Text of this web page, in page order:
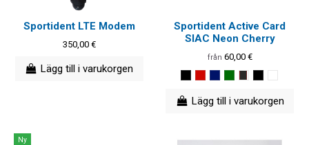
Sportident LTE Modem
350,00 €
Lägg till i varukorgen
Sportident Active Card
SIAC Neon Cherry
från 60,00 €
Lägg till i varukorgen
Ny